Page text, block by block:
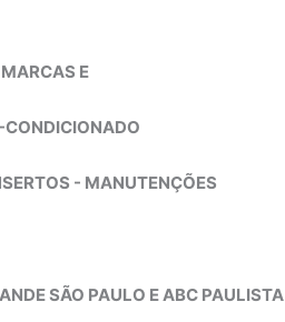
E
CONDICIONADO
- MANUTENÇÕES
SÃO PAULO E ABC PAULISTA